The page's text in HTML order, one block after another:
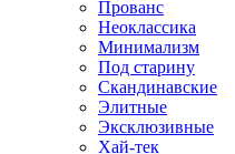
Прованс
Неоклассика
Минимализм
Под старину
Скандинавские
Элитные
Эксклюзивные
Хай-тек